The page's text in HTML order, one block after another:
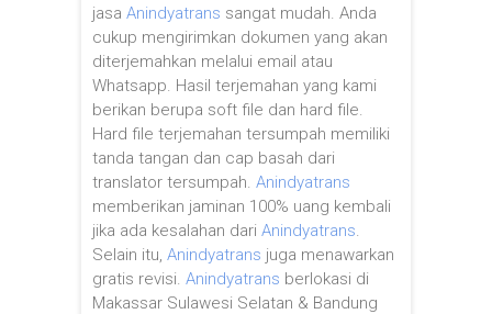
jasa Anindyatrans sangat mudah. Anda
cukup mengirimkan dokumen yang akan
diterjemahkan melalui email atau
Whatsapp. Hasil terjemahan yang kami
berikan berupa soft file dan hard file.
Hard file terjemahan tersumpah memiliki
tanda tangan dan cap basah dari
translator tersumpah. Anindyatrans
memberikan jaminan 100% uang kembali
jika ada kesalahan dari Anindyatrans.
Selain itu, Anindyatrans juga menawarkan
gratis revisi. Anindyatrans berlokasi di
Makassar Sulawesi Selatan & Bandung